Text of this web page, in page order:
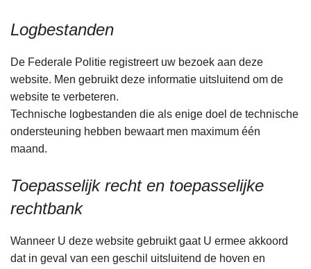
Logbestanden
De Federale Politie registreert uw bezoek aan deze
website. Men gebruikt deze informatie uitsluitend om de
website te verbeteren.
Technische logbestanden die als enige doel de technische
ondersteuning hebben bewaart men maximum één
maand.
Toepasselijk recht en toepasselijke
rechtbank
Wanneer U deze website gebruikt gaat U ermee akkoord
dat in geval van een geschil uitsluitend de hoven en